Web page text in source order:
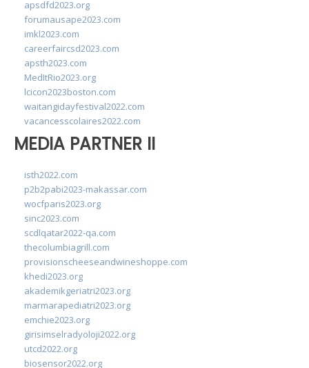
apsdfd2023.org
forumausape2023.com
imkl2023.com
careerfaircsd2023.com
apsth2023.com
MedItRio2023.org
lcicon2023boston.com
waitangidayfestival2022.com
vacancesscolaires2022.com
MEDIA PARTNER II
isth2022.com
p2b2pabi2023-makassar.com
wocfparis2023.org
sinc2023.com
scdlqatar2022-qa.com
thecolumbiagrill.com
provisionscheeseandwineshoppe.com
khedi2023.org
akademikgeriatri2023.org
marmarapediatri2023.org
emchie2023.org
girisimselradyoloji2022.org
utcd2022.org
biosensor2022.org